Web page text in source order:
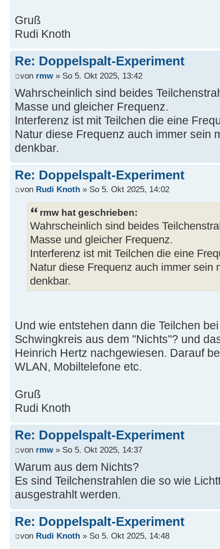
Gruß
Rudi Knoth
Re: Doppelspalt-Experiment
von rmw» So 5. Okt 2025, 13:42
Wahrscheinlich sind beides
Masse und gleicher Frequenz.
Interferenz ist mit Teilchen die eine
Natur diese Frequenz auch immer sein
denkbar.
Re: Doppelspalt-Experiment
von Rudi Knoth » So 5. Okt 2025, 14:02
rmw hat geschrieben:
Wahrscheinlich sind beides
Masse und gleicher Frequenz.
Interferenz ist mit Teilchen die eine
Natur diese Frequenz auch immer sein
denkbar.
Und wie entstehen dann die Teilchen
Schwingkreis aus dem "Nichts"? und
Heinrich Hertz nachgewiesen. Darauf
WLAN, Mobiltelefone etc.
Gruß
Rudi Knoth
Re: Doppelspalt-Experiment
von rmw» So 5. Okt 2025, 14:37
Warum aus dem Nichts?
Es sind Teilchenstrahlen die so wie
ausgestrahlt werden.
Re: Doppelspalt-Experiment
von Rudi Knoth » So 5. Okt 2025, 14:48